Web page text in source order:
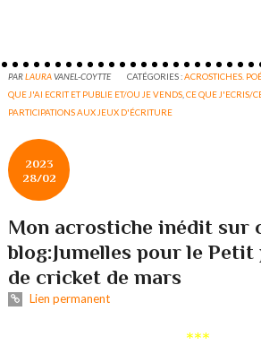
PARLAURAVANEL-COYTTE CATÉGORIES :ACROSTICHES.
QUE J'AI ECRIT ET PUBLIE ET/OU JE VENDS ,CE QUE J'ECRIS/
PARTICIPATIONS AUX JEUX D'ÉCRITURE
2023
28/02
Mon acrostiche inédit sur
blog:Jumelles pour le Petit
de cricket de mars
Lien permanent
***